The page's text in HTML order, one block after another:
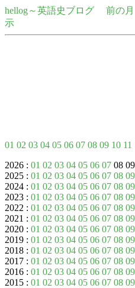
hellog～英語史ブログ 前の月
示
01 02 03 04 05 06 07 08 09 10 11
2026 : 01 02 03 04 05 06 07 08
2025 : 01 02 03 04 05 06 07 08 09
2024 : 01 02 03 04 05 06 07 08 09
2023 : 01 02 03 04 05 06 07 08 09
2022 : 01 02 03 04 05 06 07 08 09
2021 : 01 02 03 04 05 06 07 08 09
2020 : 01 02 03 04 05 06 07 08 09
2019 : 01 02 03 04 05 06 07 08 09
2018 : 01 02 03 04 05 06 07 08 09
2017 : 01 02 03 04 05 06 07 08 09
2016 : 01 02 03 04 05 06 07 08 09
2015 : 01 02 03 04 05 06 07 08 09